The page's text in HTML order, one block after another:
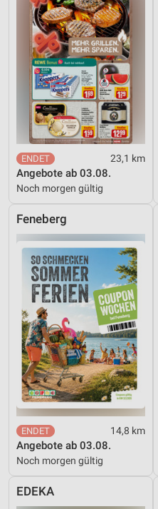
23,1 km
Angebote ab 03.08.
Noch morgen gültig
Feneberg
14,8 km
Angebote ab 03.08.
Noch morgen gültig
EDEKA
Notwendig
Performance
Funktional
Werbung